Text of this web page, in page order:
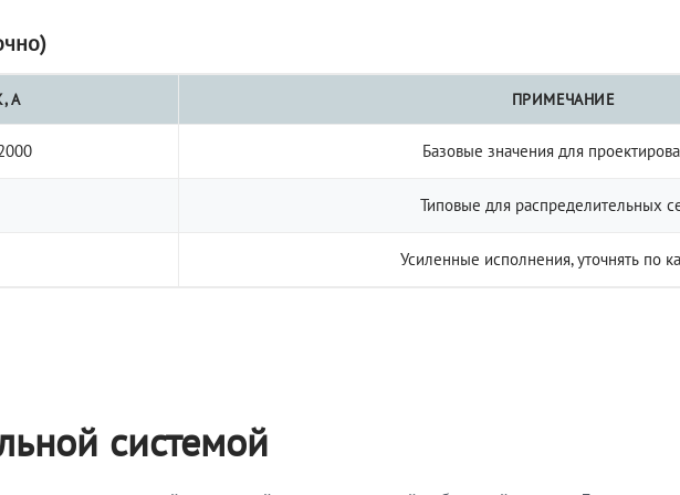
А ПРИМЕЧАНИЕ
Базовые значения для
Типовые для распределительных
Усиленные исполнения, уточнять по
системой